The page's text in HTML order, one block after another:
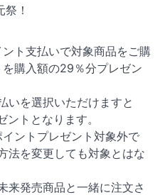
！
ト支払いで対象商品をご購
購入額の29％分プレゼン
いを選択いただけますと
トとなります。
ントプレゼント対象外で
法を変更しても対象とはな
来発売商品と一緒に注文さ